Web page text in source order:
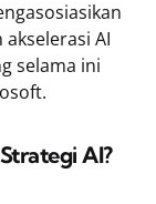
AI
selama ini
AI?